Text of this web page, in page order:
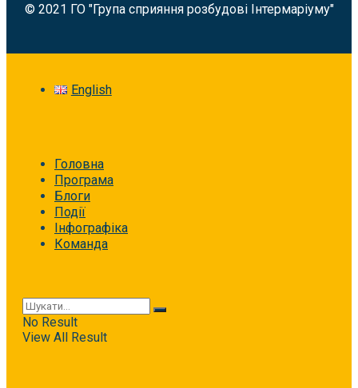
© 2021 ГО "Група сприяння розбудові Інтермаріуму"
English
Головна
Програма
Блоги
Події
Інфографіка
Команда
No Result
View All Result